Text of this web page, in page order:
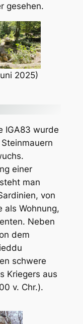
gesehen.
2025)
IGA83 wurde
einer
man
von
als Wohnung,
Neben
dem
schwere
Kriegers aus
v. Chr.).